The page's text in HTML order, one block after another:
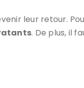
leur retour.
. De plus, il